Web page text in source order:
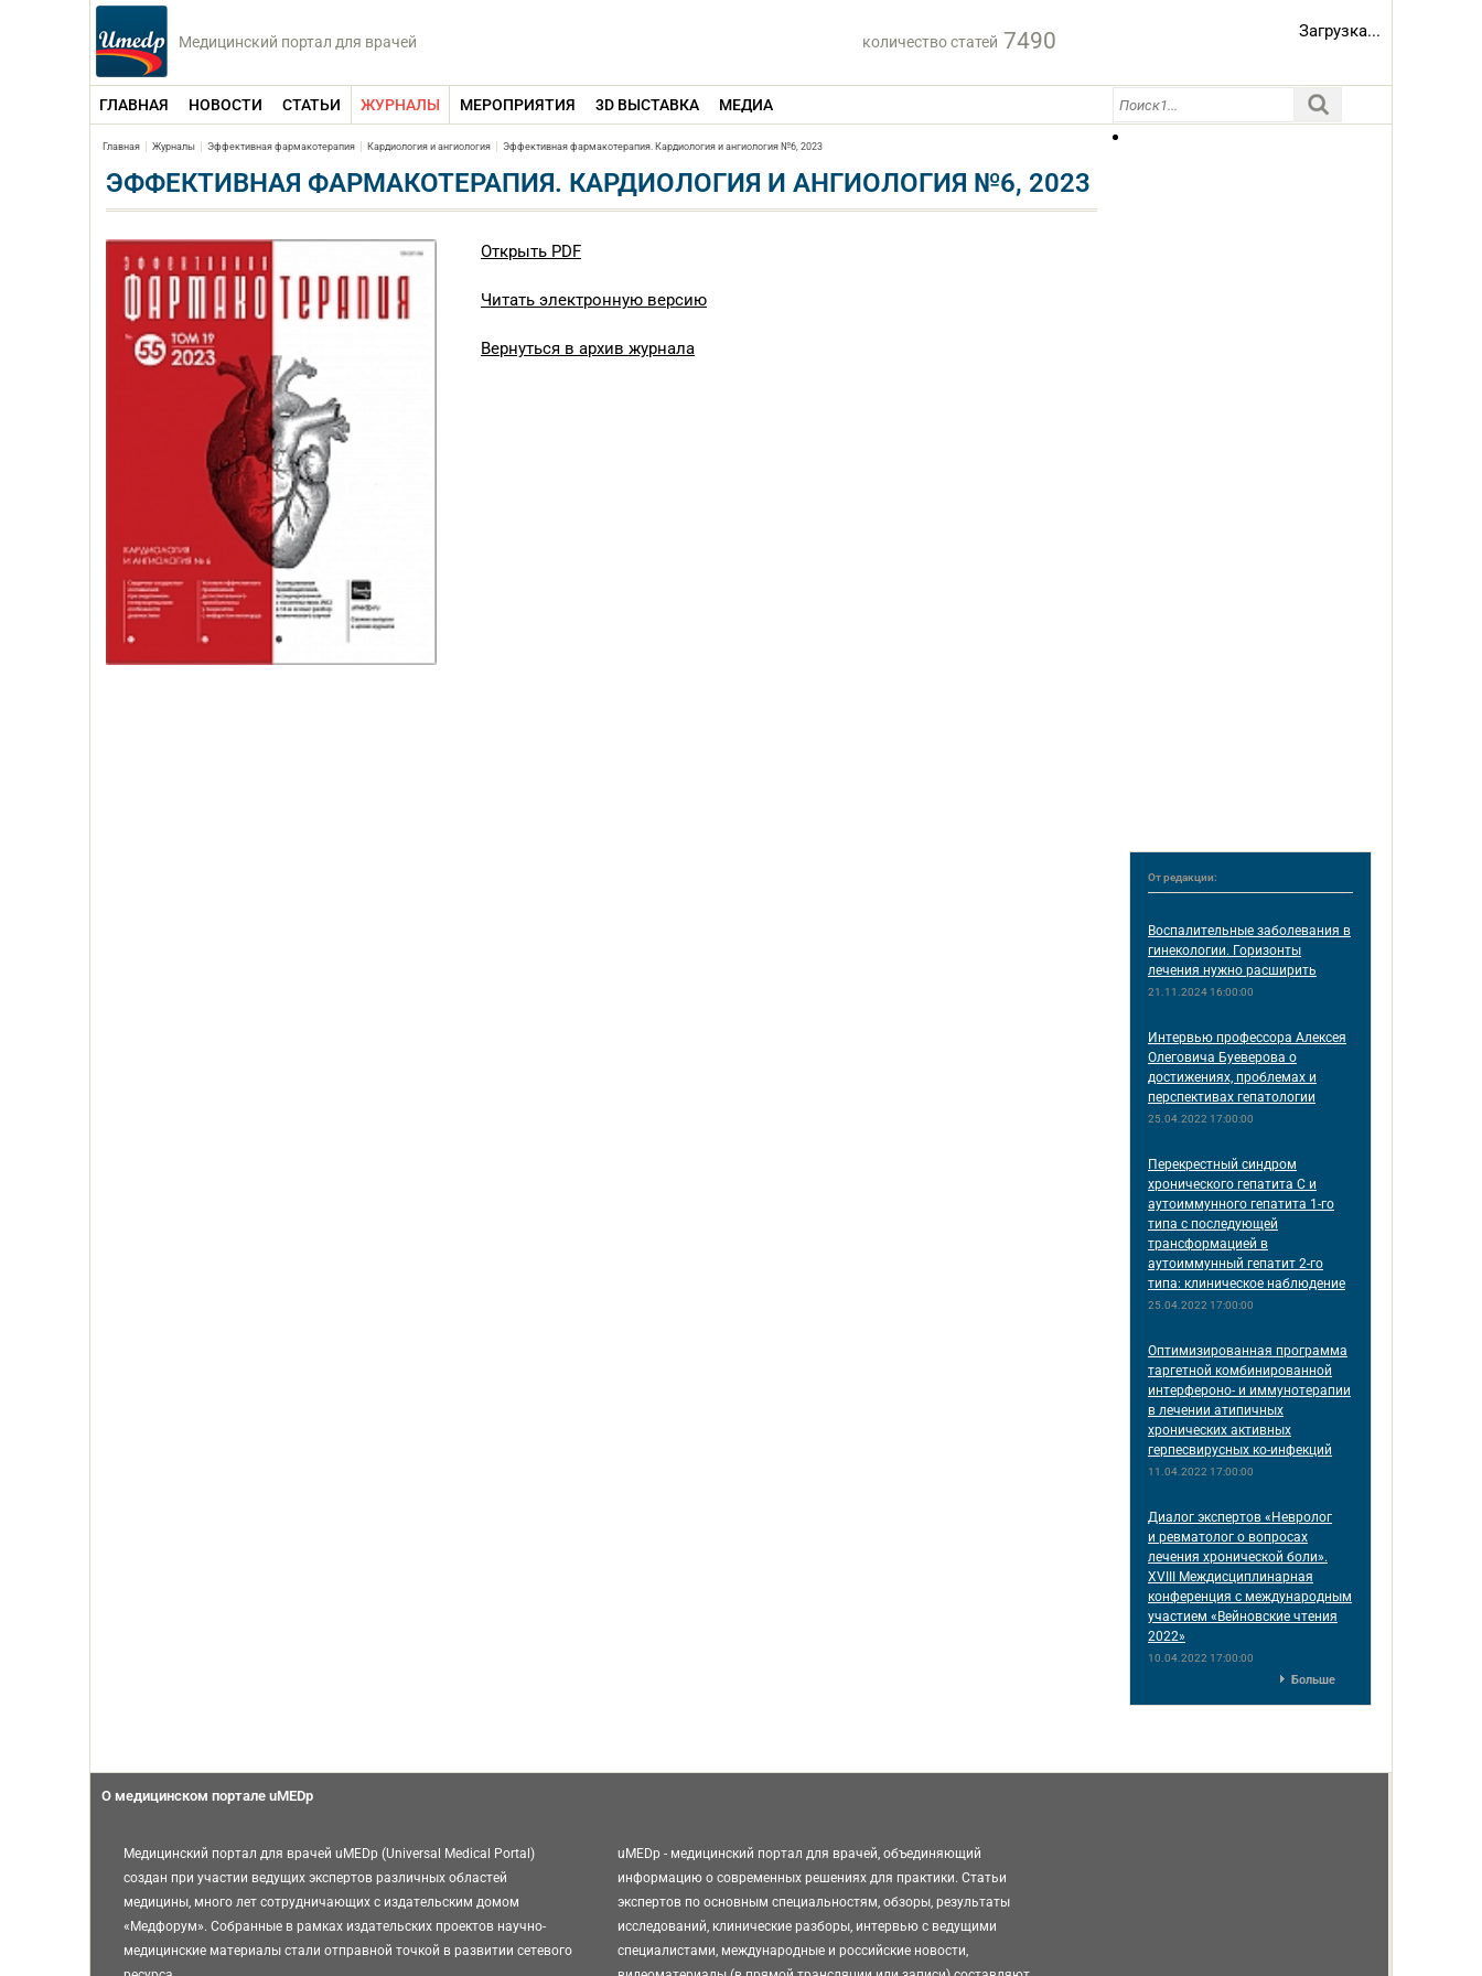
Медицинский портал для врачей количество статей 7490 Загрузка...
ГЛАВНАЯ НОВОСТИ СТАТЬИ ЖУРНАЛЫ МЕРОПРИЯТИЯ 3D ВЫСТАВКА МЕДИА
Главная Журналы Эффективная фармакотерапия Кардиология и ангиология Эффективная фармакотерапия. Кардиология и ангиология №6, 2023
ЭФФЕКТИВНАЯ ФАРМАКОТЕРАПИЯ. КАРДИОЛОГИЯ И АНГИОЛОГИЯ №6, 2023
Открыть PDF
Читать электронную версию
Вернуться в архив журнала
От редакции:
Воспалительные заболевания в
гинекологии. Горизонты
лечения нужно расширить
21.11.2024 16:00:00
Интервью профессора Алексея
Олеговича Буеверова о
достижениях, проблемах и
перспективах гепатологии
25.04.2022 17:00:00
Перекрестный синдром
хронического гепатита С и
аутоиммунного гепатита 1-го
типа с последующей
трансформацией в
аутоиммунный гепатит 2-го
типа: клиническое наблюдение
25.04.2022 17:00:00
Оптимизированная программа
таргетной комбинированной
интерфероно- и иммунотерапии
в лечении атипичных
хронических активных
герпесвирусных ко-инфекций
11.04.2022 17:00:00
Диалог экспертов «Невролог
и ревматолог о вопросах
лечения хронической боли».
XVIII Междисциплинарная
конференция c международным
участием «Вейновские чтения
2022»
10.04.2022 17:00:00
Больше
О медицинском портале uMEDp
Медицинский портал для врачей uMEDp (Universal Medical Portal)
создан при участии ведущих экспертов различных областей
медицины, много лет сотрудничающих с издательским домом
«Медфорум». Собранные в рамках издательских проектов научно-
медицинские материалы стали отправной точкой в развитии сетевого
uMEDp - медицинский портал для врачей, объединяющий
информацию о современных решениях для практики. Статьи
экспертов по основным специальностям, обзоры, результаты
исследований, клинические разборы, интервью с ведущими
специалистами, международные и российские новости,